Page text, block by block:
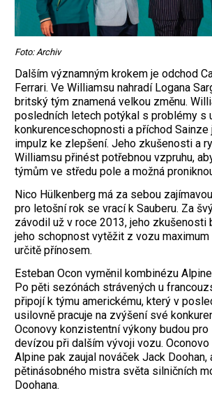
Foto: Archiv
Dalším významným krokem je odchod
Ferrari. Ve Williamsu nahradí Logana
britský tým znamená velkou změnu.
posledních letech potýkal s problémy s
konkurenceschopnosti a příchod Sainze
impulz ke zlepšení. Jeho zkušenosti a
Williamsu přinést potřebnou vzpruhu,
týmům ve středu pole a možná
Nico Hülkenberg má za sebou
pro letošní rok se vrací k Sauberu. Za
závodil už v roce 2013, jeho zkušenosti
jeho schopnost vytěžit z vozu
určitě přínosem.
Esteban Ocon vyměnil kombinézu
Po pěti sezónách strávených u
připojí k týmu americkému, který v
usilovně pracuje na zvýšení své
Oconovy konzistentní výkony budou pro
devízou při dalším vývoji vozu.
Alpine pak zaujal nováček Jack Doohan,
pětinásobného mistra světa silničních
Doohana.